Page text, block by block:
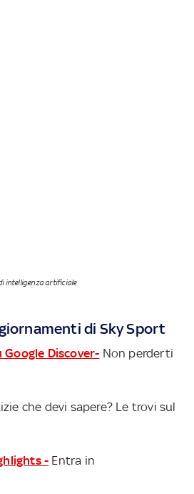
intelligenza artificiale
di Sky Sport
Discover- Non perderti
che devi sapere? Le trovi sul
- Entra in